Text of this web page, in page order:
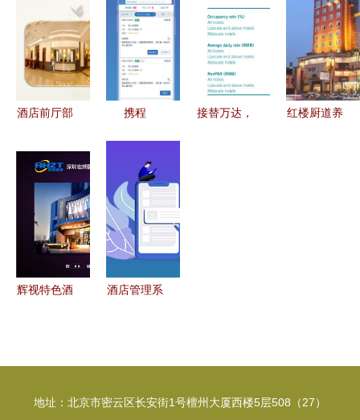
饮管理的智
能跃迁
饮管理模块
功能解析
与市值飙升
7倍背后的
餐饮管理密
码
——餐饮管
理的深度解
析
酒店前厅部
酒店管理实
践
携程
App 5.7.0
版本实用功
能解析与下
载指南
接替万达，
红楼厨道养
辉视特色酒
酒店管理系
计实现
地址：北京市密云区长安街1号檀州大厦西楼5层508（27）